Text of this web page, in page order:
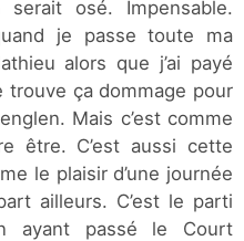
osé. Impensable.
je passe toute ma
alors que j’ai payé
trouve ça dommage pour
Mais c’est comme
être. C’est aussi cette
le plaisir d’une journée
ailleurs. C’est le parti
ayant passé le Court